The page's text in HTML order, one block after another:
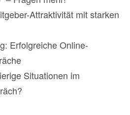
Attraktivität mit starken
Erfolgreiche Online-
Situationen im